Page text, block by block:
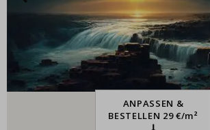
Personalisiertes Poster - Schwarz-Weiß-
Special
15,00 €
ANPASSEN &
BESTELLEN 29 €/m²